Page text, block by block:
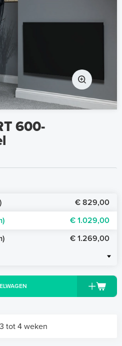
600-
€ 829,00
€ 1.029,00
€ 1.269,00
3 tot 4 weken